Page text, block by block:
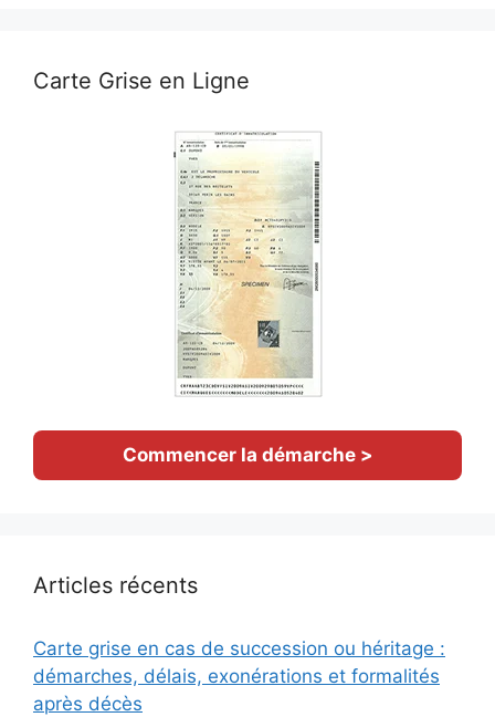
Carte Grise en Ligne
Commencer la démarche >
Articles récents
Carte grise en cas de succession ou héritage :
démarches, délais, exonérations et formalités
après décès